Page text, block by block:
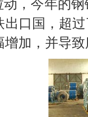
，今年的
出口国，超
增加，并导